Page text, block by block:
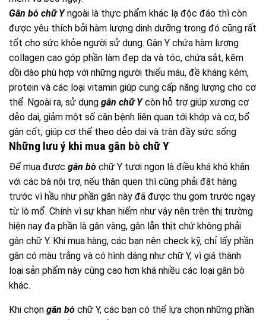
Gân bò chữ Yngoài là thực phẩm khác lạ độc đáo thì còn
được yêu thích bởi hàm lượng dinh dưỡng trong đó cũng rất
tốt cho sức khỏe người sử dụng. Gân Y chứa hàm lượng
collagen cao góp phần làm đẹp da và tóc, chứa sắt, kẽm
dồi dào phù hợp với những người thiếu máu, đề kháng kém,
protein và các loại vitamin giúp cung cấp năng lượng cho cơ
thể. Ngoài ra, sử dụng gân chữ Ycòn hỗ trợ giúp xương cơ
dẻo dai, giảm một số căn bệnh liên quan tới khớp và cơ, bổ
gân cốt, giúp cơ thể theo dẻo dai và tràn đầy sức sống
Những lưu ý khi mua gân bò chữ Y
Để mua được gân bò chữ Y tươi ngon là điều khá khó khăn
với các bà nội trợ, nếu thân quen thì cũng phải đặt hàng
trước vì hầu như phần gân này đã được thu gom trước ngay
từ lò mổ. Chính vì sự khan hiếm như vậy nên trên thị trường
hiện nay đa phần là gân vàng, gân lẫn thịt chứ không phải
gân chữ Y. Khi mua hàng, các bạn nên check kỹ, chỉ lấy phần
gân có màu trắng và có hình dáng như chữ Y, vì giá thành
loại sản phẩm này cũng cao hơn khá nhiều các loại gân bò
khác.
Khi chọn gân bò chữ Y, các bạn có thể lựa chọn những phần